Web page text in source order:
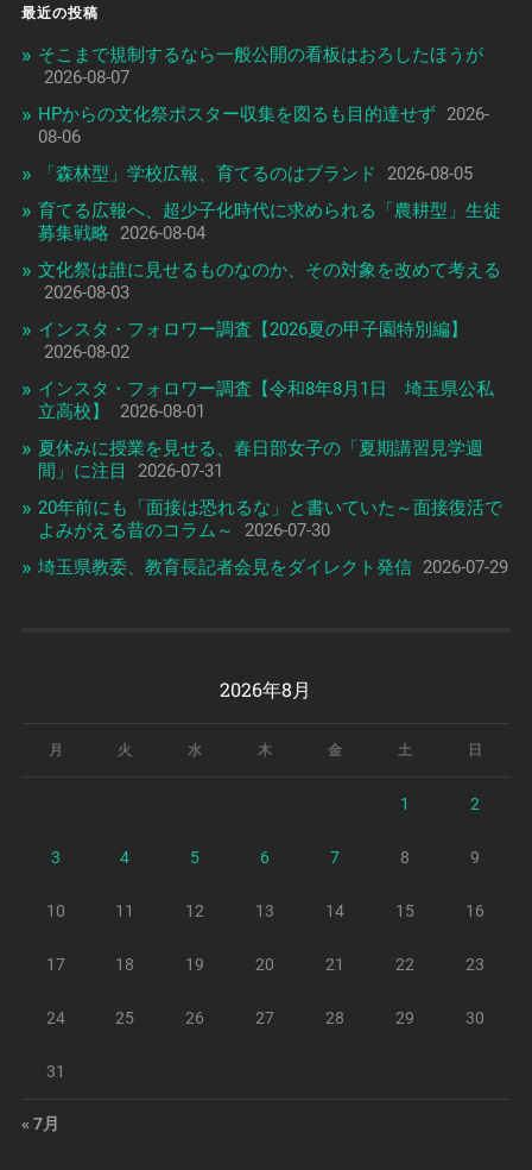
最近の投稿
そこまで規制するなら一般公開の看板はおろしたほうが
2026-08-07
HPからの文化祭ポスター収集を図るも目的達せず 2026-
08-06
「森林型」学校広報、育てるのはブランド
2026-08-05
育てる広報へ、超少子化時代に求められる「農耕型」生徒
募集戦略
2026-08-04
文化祭は誰に見せるものなのか、その対象を改めて考える
2026-08-03
インスタ・フォロワー調査【2026夏の甲子園特別編】
2026-08-02
インスタ・フォロワー調査【令和8年8月1日 埼玉県公私
立高校】
2026-08-01
夏休みに授業を見せる、春日部女子の「夏期講習見学週
間」に注目
2026-07-31
20年前にも「面接は恐れるな」と書いていた～面接復活で
よみがえる昔のコラム～
2026-07-30
埼玉県教委、教育長記者会見をダイレクト発信 2026-07-29
2026年8月
月 火 水 木 金 土 日
1 2
3 4 5 6 7 8 9
10 11 12 13 14 15 16
17 18 19 20 21 22 23
24 25 26 27 28 29 30
31
« 7月